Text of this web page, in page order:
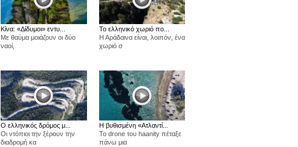
Κίνα: «Δίδυμοι» εντυ...
Με θαύμα μοιάζουν οι δύο
ναοί,
Το ελληνικό χωριό πο...
Η Αράδαινα είναι, λοιπόν, ένα
χωριό σ
Ο ελληνικός δρόμος μ...
Οι ντόπιοι την ξέρουν την
διαδρομή κα
Η βυθισμένη «Ατλαντί...
Το drone του haanity πέταξε
πάνω μια